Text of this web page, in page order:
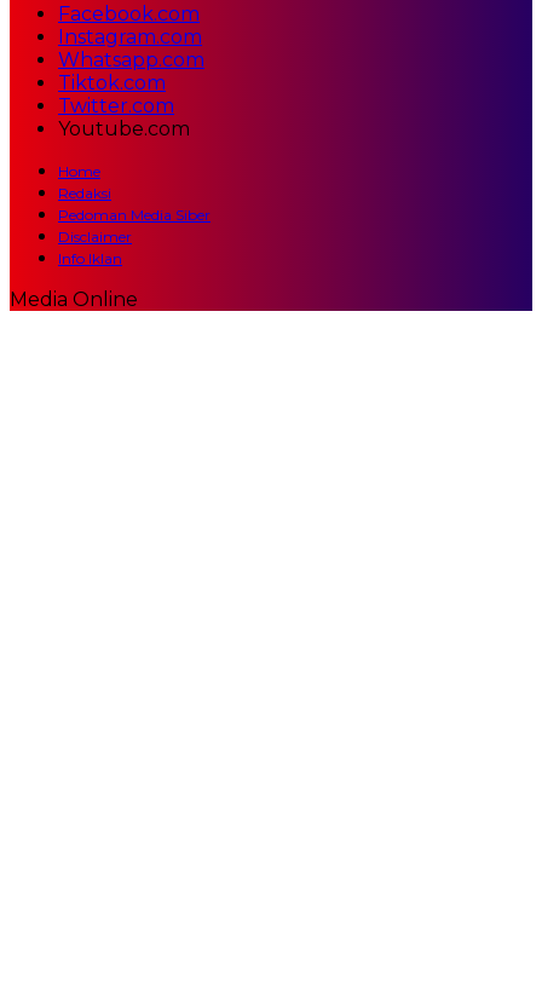
Facebook.com
Instagram.com
Whatsapp.com
Tiktok.com
Twitter.com
Youtube.com
Home
Redaksi
Pedoman Media Siber
Disclaimer
Info Iklan
Media Online